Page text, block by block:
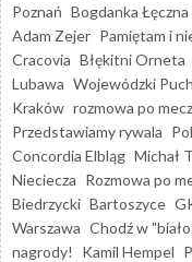
Poznań Bogdanka Łęczna
Adam Zejer Pamiętam i
Cracovia Błękitni Orneta
Lubawa Wojewódzki
Kraków rozmowa po
Przedstawiamy rywala
Concordia Elbląg Michał
Nieciecza Rozmowa po
Biedrzycki Bartoszyce
Warszawa Chodź w
nagrody!
Kamil Hempel